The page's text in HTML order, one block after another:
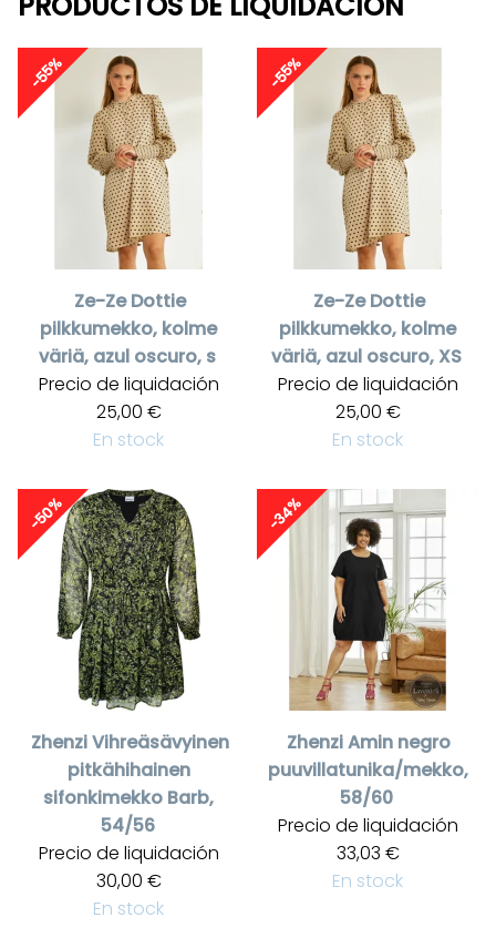
-55%
Ze-Ze Dottie
pilkkumekko, kolme
väriä, azul oscuro, s
Precio de liquidación
25,00 €
En stock
-55%
Ze-Ze Dottie
pilkkumekko, kolme
väriä, azul oscuro, XS
Precio de liquidación
25,00 €
En stock
-50%
ZhenziVihreäsävyinen
pitkähihainen
sifonkimekko Barb,
54/56
Precio de liquidación
30,00 €
En stock
-34%
ZhenziAmin negro
puuvillatunika/mekko,
58/60
Precio de liquidación
33,03 €
En stock